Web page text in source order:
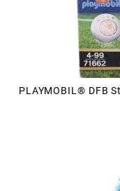
PLAYMOBIL® DFB